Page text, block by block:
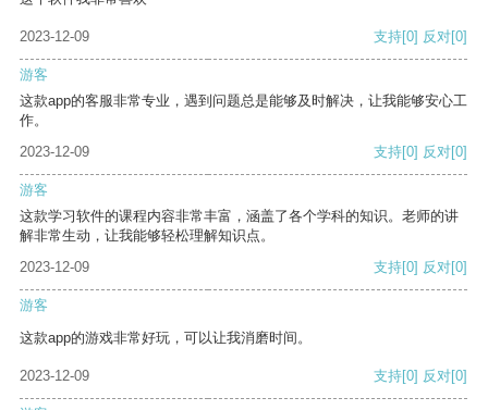
2023-12-09 支持[0] 反对[0]
游客
这款app的客服非常专业，遇到问题总是能够及时解决，让我能够安心工
作。
2023-12-09
支持[0] 反对[0]
游客
这款学习软件的课程内容非常丰富，涵盖了各个学科的知识。老师的讲
解非常生动，让我能够轻松理解知识点。
2023-12-09
支持[0] 反对[0]
游客
这款app的游戏非常好玩，可以让我消磨时间。
2023-12-09 支持[0] 反对[0]